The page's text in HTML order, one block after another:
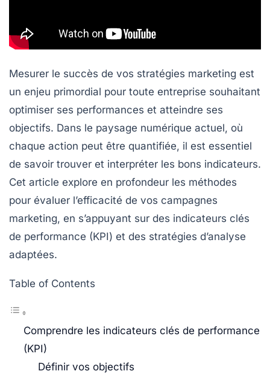
Mesurer le succès de vos stratégies marketing est
un enjeu primordial pour toute entreprise souhaitant
optimiser ses performances et atteindre ses
objectifs. Dans le paysage numérique actuel, où
chaque action peut être quantifiée, il est essentiel
de savoir trouver et interpréter les bons indicateurs.
Cet article explore en profondeur les méthodes
pour évaluer l’efficacité de vos campagnes
marketing, en s’appuyant sur des indicateurs clés
de performance (KPI) et des stratégies d’analyse
adaptées.
Table of Contents
Comprendre les indicateurs clés de performance
(KPI)
Définir vos objectifs